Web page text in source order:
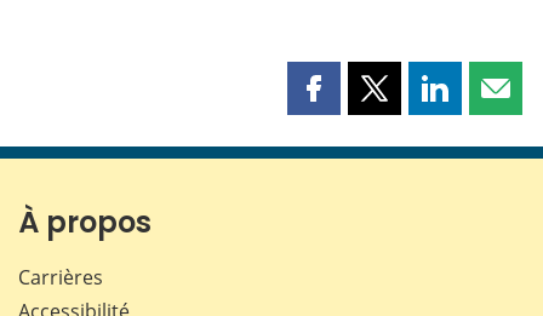
Partager
page
Partager
page
Partager
page page
À propos
Carrières